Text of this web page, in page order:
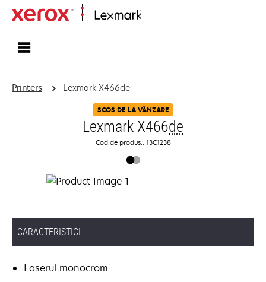
Printers Lexmark X466de
SCOS DE LA VÂNZARE
Lexmark X466de
Cod de produs.: 13C1238
CARACTERISTICI
Laserul monocrom